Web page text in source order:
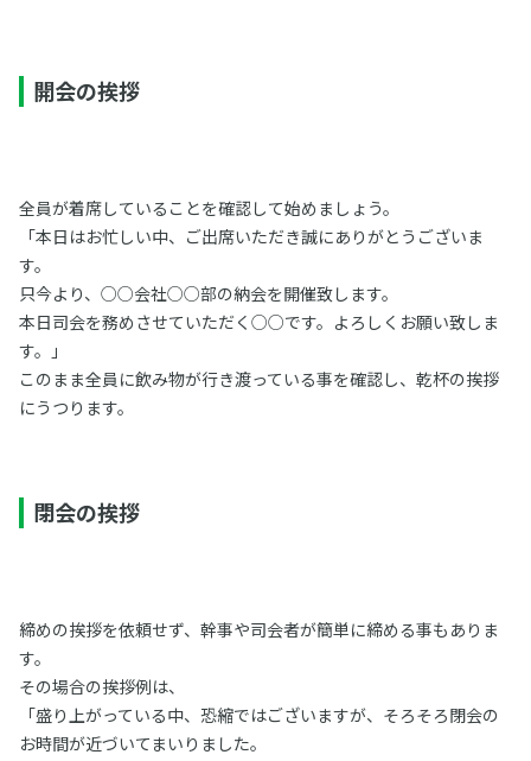
開会の挨拶
全員が着席していることを確認して始めましょう。
「本日はお忙しい中、ご出席いただき誠にありがとうございま
す。
只今より、○○会社○○部の納会を開催致します。
本日司会を務めさせていただく○○です。よろしくお願い致しま
す。」
このまま全員に飲み物が行き渡っている事を確認し、乾杯の挨拶
にうつります。
閉会の挨拶
締めの挨拶を依頼せず、幹事や司会者が簡単に締める事もありま
す。
その場合の挨拶例は、
「盛り上がっている中、恐縮ではございますが、そろそろ閉会の
お時間が近づいてまいりました。